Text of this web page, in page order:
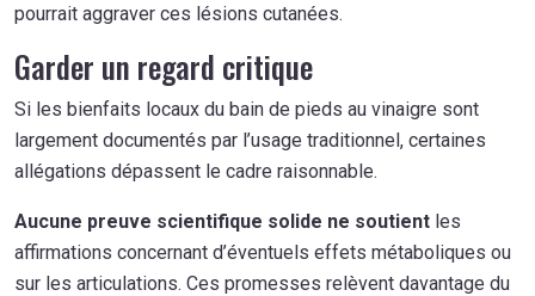
pourrait aggraver ces lésions cutanées.
Garder un regard critique
Si les bienfaits locaux du bain de pieds au vinaigre sont
largement documentés par l’usage traditionnel, certaines
allégations dépassent le cadre raisonnable.
Aucune preuve scientifique solide ne soutient les
affirmations concernant d’éventuels effets métaboliques ou
sur les articulations. Ces promesses relèvent davantage du